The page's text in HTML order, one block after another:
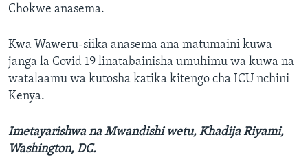
Chokwe anasema.
Kwa Waweru-siika anasema ana matumaini kuwa
janga la Covid 19 linatabainisha umuhimu wa kuwa na
watalaamu wa kutosha katika kitengo cha ICU nchini
Kenya.
Imetayarishwa na Mwandishi wetu, Khadija Riyami,
Washington, DC.